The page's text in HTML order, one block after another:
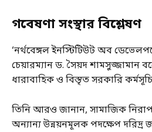
গবেষণা সংস্থার বিশ্লেষণ
‘নর্থবেঙ্গল ইনস্টিটিউট অব
চেয়ারম্যান ড. সৈয়দ শামসুজ্জামান
ধারাবাহিক ও বিস্তৃত সরকারি
তিনি আরও জানান, সামাজিক
অন্যান্য উন্নয়নমূলক পদক্ষেপ দরিদ্র